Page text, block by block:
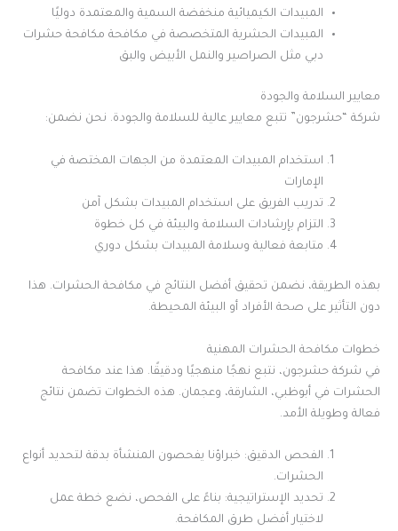
المبيدات الكيميائية منخفضة السمية والمعتمدة دوليًا
المبيدات الحشرية المتخصصة في مكافحة مكافحة حشرات
دبي مثل الصراصير والنمل الأبيض والبق
معايير السلامة والجودة
شركة “حشرجون” تتبع معايير عالية للسلامة والجودة. نحن نضمن:
استخدام المبيدات المعتمدة من الجهات المختصة في
الإمارات
تدريب الفريق على استخدام المبيدات بشكل آمن
التزام بإرشادات السلامة والبيئة في كل خطوة
متابعة فعالية وسلامة المبيدات بشكل دوري
بهذه الطريقة، نضمن تحقيق أفضل النتائج في مكافحة الحشرات. هذا
دون التأثير على صحة الأفراد أو البيئة المحيطة.
خطوات مكافحة الحشرات المهنية
في شركة حشرجون، نتبع نهجًا منهجيًا ودقيقًا. هذا عند مكافحة
الحشرات في أبوظبي، الشارقة، وعجمان. هذه الخطوات تضمن نتائج
فعالة وطويلة الأمد.
الفحص الدقيق: خبراؤنا يفحصون المنشأة بدقة لتحديد أنواع
الحشرات.
تحديد الإستراتيجية: بناءً على الفحص، نضع خطة عمل
لاختيار أفضل طرق المكافحة.